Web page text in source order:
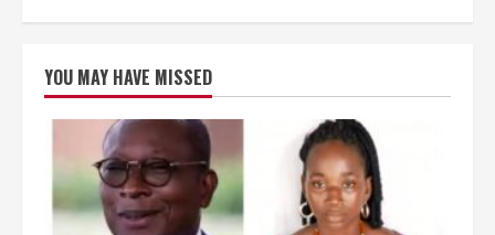
YOU MAY HAVE MISSED